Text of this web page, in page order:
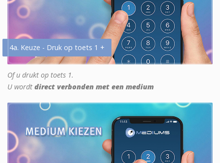
4a. Keuze - Druk op toets 1 +
Of u drukt op toets 1.
U wordt direct verbonden met een medium